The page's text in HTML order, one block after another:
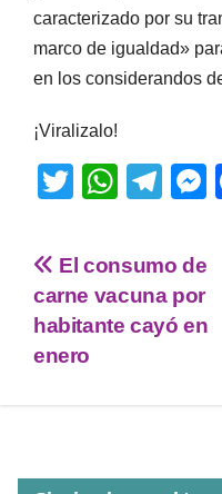
caracterizado por su
marco de igualdad»
en los considerandos
¡Viralizalo!
T
tt
er
W
at
s
A
T
e
gr
a
n
El consumo de
carne vacuna por
habitante cayó en
enero